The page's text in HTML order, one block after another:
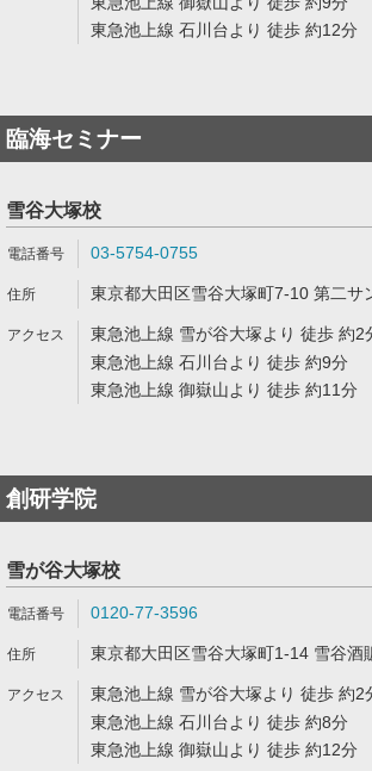
東急池上線 石川台より 徒歩 約12分
臨海セミナー
雪谷大塚校
03-5754-0755
東京都大田区雪谷大塚町7-10 第二サ
東急池上線 雪が谷大塚より 徒歩 約2
東急池上線 石川台より 徒歩 約9分
東急池上線 御嶽山より 徒歩 約11分
創研学院
雪が谷大塚校
0120-77-3596
東京都大田区雪谷大塚町1-14 雪谷酒
東急池上線 雪が谷大塚より 徒歩 約2
東急池上線 石川台より 徒歩 約8分
東急池上線 御嶽山より 徒歩 約12分